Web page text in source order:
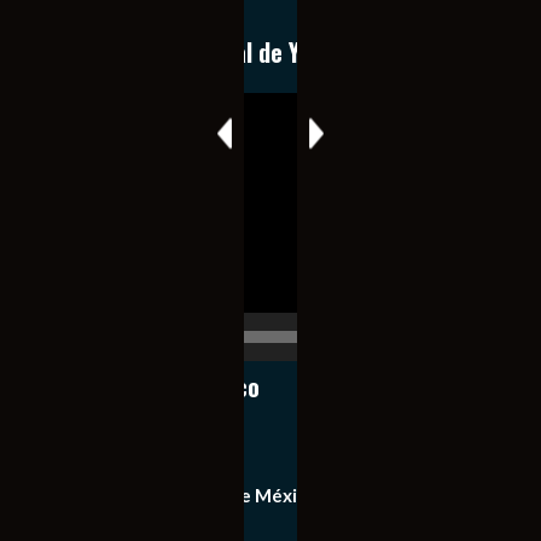
Conoce nuestro canal de YouTube
Notiexpress de México
Equipo de Notiexpress de México